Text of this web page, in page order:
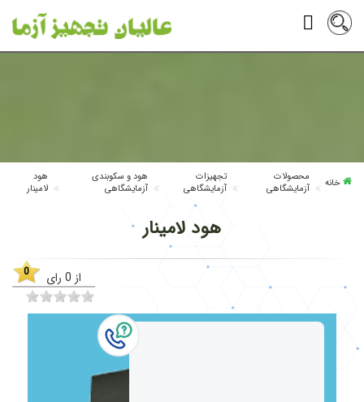
خانه
محصولات
آزمایشگاهی
تجهیزات
آزمایشگاهی
هود و سکوبندی
آزمایشگاهی
هود
لامینار
هود لامینار
از 0 رای 0